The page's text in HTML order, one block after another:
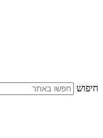
חיפוש